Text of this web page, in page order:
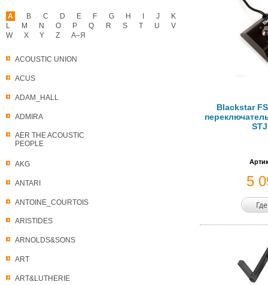
A
ACOUSTIC UNION
ACUS
ADAM_HALL
ADMIRA
AER THE ACOUSTIC
PEOPLE
AKG
ANTARI
ANTOINE_COURTOIS
ARISTIDES
ARNOLDS&SONS
ART
ART&LUTHERIE
B C D E F G H J
K
L
M N O P Q R S T U
V
W
X Y Z А–Я
Blackstar
5